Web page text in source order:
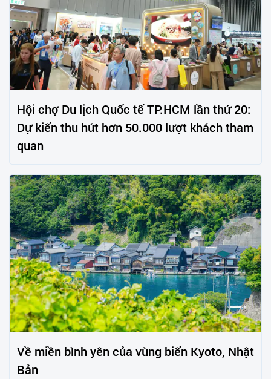
Hội chợ Du lịch Quốc tế TP.HCM lần thứ 20:
Dự kiến thu hút hơn 50.000 lượt khách tham
quan
Về miền bình yên của vùng biển Kyoto, Nhật
Bản